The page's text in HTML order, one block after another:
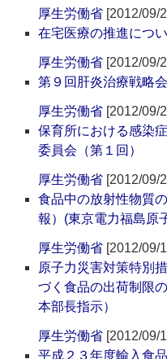
厚生労働省 [2012/09/
在宅医療の推進につ
厚生労働省 [2012/09/
第９回肝炎治療戦略
厚生労働省 [2012/09/
保育所における感染
委員会（第１回）
厚生労働省 [2012/09/
食品中の放射性物質
報）(東京電力福島原
厚生労働省 [2012/09/
原子力災害対策特別
づく食品の出荷制限
本部長指示）
厚生労働省 [2012/09/
平成２３年度輸入食